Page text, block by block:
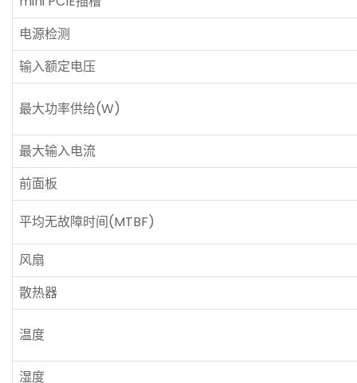
电源检测
输入额定电压
最大功率供给(W)
最大输入电流
前面板
平均无故障时间(MTBF)
风扇
散热器
温度
湿度